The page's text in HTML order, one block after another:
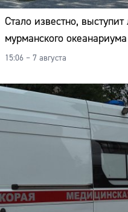
Стало известно,
мурманского океанариума
15:06 – 7 августа